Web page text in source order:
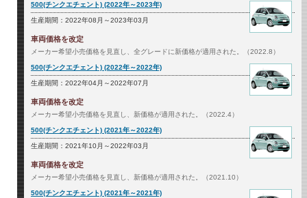
500(チンクエチェント) (2022年～2023年)
生産期間：2022年08月～2023年03月
車両価格を改定
メーカー希望小売価格を見直し、全グレードに新価格が適用された。（2022.8）
500(チンクエチェント) (2022年～2022年)
生産期間：2022年04月～2022年07月
車両価格を改定
メーカー希望小売価格を見直し、新価格が適用された。（2022.4）
500(チンクエチェント) (2021年～2022年)
生産期間：2021年10月～2022年03月
車両価格を改定
メーカー希望小売価格を見直し、新価格が適用された。（2021.10）
500(チンクエチェント) (2021年～2021年)